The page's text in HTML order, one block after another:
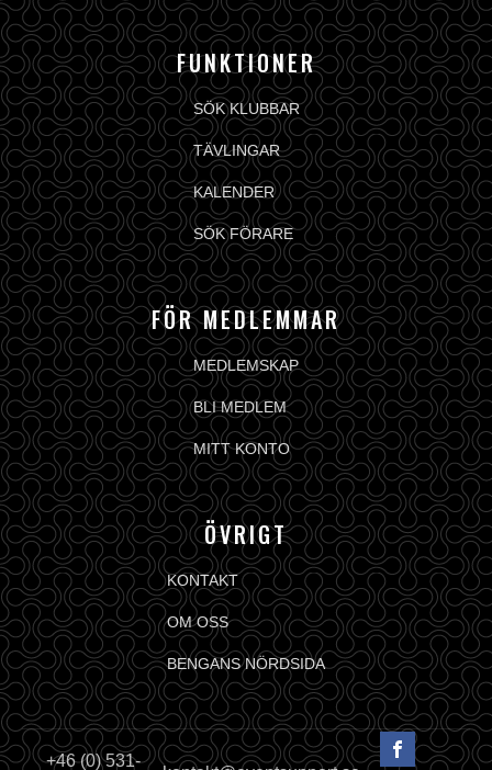
FUNKTIONER
SÖK KLUBBAR
TÄVLINGAR
KALENDER
SÖK FÖRARE
FÖR MEDLEMMAR
MEDLEMSKAP
BLI MEDLEM
MITT KONTO
ÖVRIGT
KONTAKT
OM OSS
BENGANS NÖRDSIDA
+46 (0) 531-